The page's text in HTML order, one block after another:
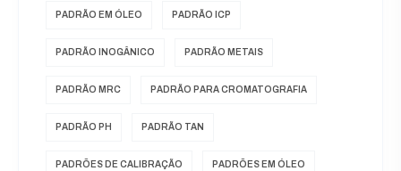
PADRÃO EM ÓLEO PADRÃO ICP
PADRÃO INOGÂNICO PADRÃO METAIS
PADRÃO MRC PADRÃO PARA CROMATOGRAFIA
PADRÃO PH PADRÃO TAN
PADRÕES DE CALIBRAÇÃO PADRÕES EM ÓLEO